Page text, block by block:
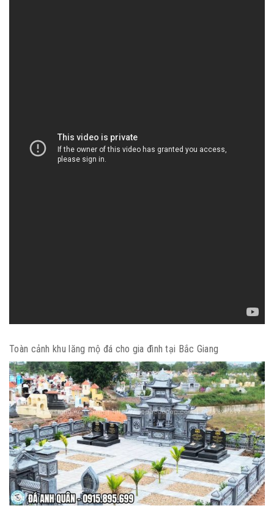
Toàn cảnh khu lăng mộ đá cho gia đình tại Bắc Giang